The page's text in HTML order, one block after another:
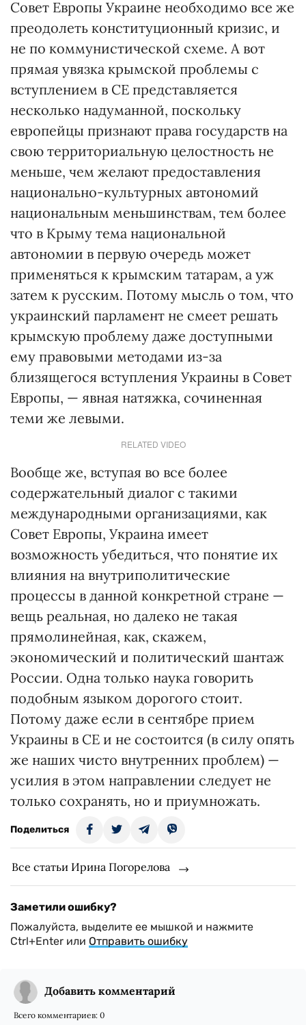
Совет Европы Украине необходимо все же
преодолеть конституционный кризис, и
не по коммунистической схеме. А вот
прямая увязка крымской проблемы с
вступлением в СЕ представляется
несколько надуманной, поскольку
европейцы признают права государств на
свою территориальную целостность не
меньше, чем желают предоставления
национально-культурных автономий
национальным меньшинствам, тем более
что в Крыму тема национальной
автономии в первую очередь может
применяться к крымским татарам, а уж
затем к русским. Потому мысль о том, что
украинский парламент не смеет решать
крымскую проблему даже доступными
ему правовыми методами из-за
близящегося вступления Украины в Совет
Европы, — явная натяжка, сочиненная
теми же левыми.
RELATED VIDEO
Вообще же, вступая во все более
содержательный диалог с такими
международными организациями, как
Совет Европы, Украина имеет
возможность убедиться, что понятие их
влияния на внутриполитические
процессы в данной конкретной стране —
вещь реальная, но далеко не такая
прямолинейная, как, скажем,
экономический и политический шантаж
России. Одна только наука говорить
подобным языком дорогого стоит.
Потому даже если в сентябре прием
Украины в СЕ и не состоится (в силу опять
же наших чисто внутренних проблем) —
усилия в этом направлении следует не
только сохранять, но и приумножать.
Поделиться
Все статьи Ирина Погорелова
Заметили ошибку?
Пожалуйста, выделите ее мышкой и нажмите
Ctrl+Enter или Отправить ошибку
Добавить комментарий
Всего комментариев: 0